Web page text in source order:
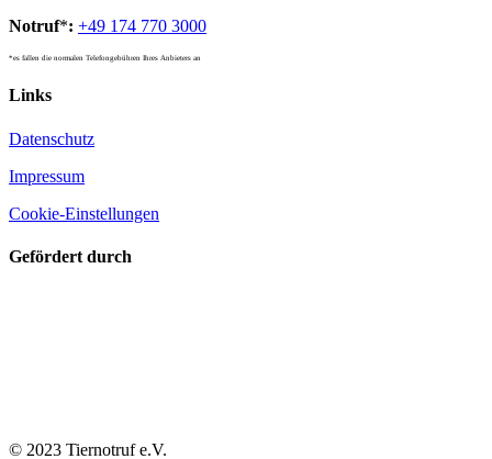
Notruf*: +49 174 770 3000
*es fallen die normalen Telefongebühren Ihres Anbieters an
Links
Datenschutz
Impressum
Cookie-Einstellungen
Gefördert durch
© 2023 Tiernotruf e.V.